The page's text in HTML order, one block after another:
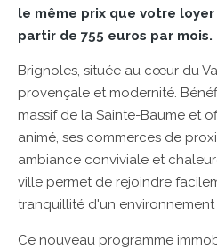
le même prix que votre
partir de 755 euros par mois.
Brignoles, située au cœur du
provençale et modernité.
massif de la Sainte-Baume et
animé, ses commerces de
ambiance conviviale et
ville permet de rejoindre
tranquillité d'un environnement
Ce nouveau programme